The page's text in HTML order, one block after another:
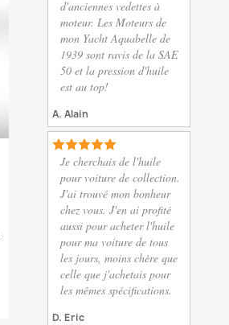
d'anciennes vedettes à
moteur. Les Moteurs de
mon Yacht Aquabelle de
1939 sont ravis de la SAE
50 et la pression d'huile
est au top!
A. Alain
Je cherchais de l'huile
pour voiture de collection.
J'ai trouvé mon bonheur
chez vous. J'en ai profité
aussi pour acheter l'huile
pour ma voiture de tous
les jours, moins chère que
celle que j'achetais pour
les mêmes spécifications.
D. Eric